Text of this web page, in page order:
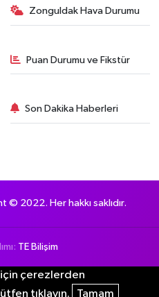
Zonguldak Hava Durumu
Puan Durumu ve Fikstür
Son Dakika Haberleri
© 2022. Her hakkı saklıdır.
TE Bilişim
için çerezlerden
tıklayın.
Tamam